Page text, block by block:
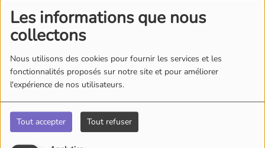
Les informations que nous
collectons
Nous utilisons des cookies pour fournir les services et les
fonctionnalités proposés sur notre site et pour améliorer
l'expérience de nos utilisateurs.
Tout accepter Tout refuser